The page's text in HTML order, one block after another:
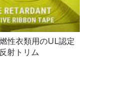
性衣類用のUL認定
射トリム